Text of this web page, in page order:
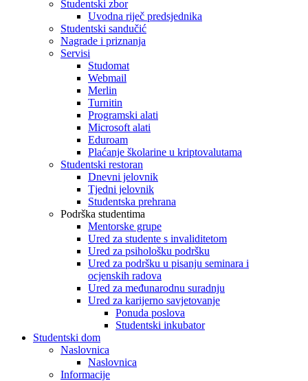
Studentski zbor
Uvodna riječ predsjednika
Studentski sandučić
Nagrade i priznanja
Servisi
Studomat
Webmail
Merlin
Turnitin
Programski alati
Microsoft alati
Eduroam
Plaćanje školarine u kriptovalutama
Studentski restoran
Dnevni jelovnik
Tjedni jelovnik
Studentska prehrana
Podrška studentima
Mentorske grupe
Ured za studente s invaliditetom
Ured za psihološku podršku
Ured za podršku u pisanju seminara i
ocjenskih radova
Ured za međunarodnu suradnju
Ured za karijerno savjetovanje
Ponuda poslova
Studentski inkubator
Studentski dom
Naslovnica
Naslovnica
Informacije